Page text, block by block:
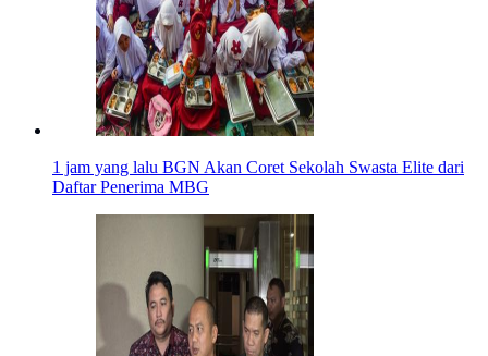
1 jam yang lalu BGN Akan Coret Sekolah Swasta Elite dari
Daftar Penerima MBG